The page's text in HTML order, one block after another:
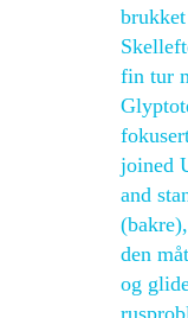
fin tur
joined
and
den
og